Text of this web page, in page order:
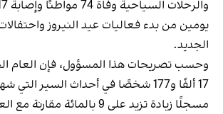
يومين من بدء فعاليات عيد النيروز واحتفالات
الجديد.
وحسب تصريحات هذا المسؤول، فإن العام
17 ألفًا و177 شخصًا في أحداث السير التي
مسجلًا زيادة تزيد على 9 بالمائة مقارنة مع العام الماضي.